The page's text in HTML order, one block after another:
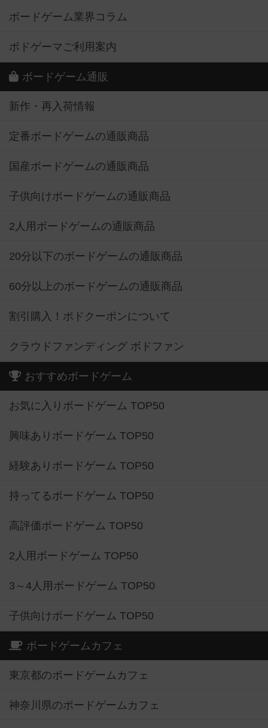
ボードゲーム業界コラム
ボドゲーマご利用案内
ボードゲーム通販
新作・再入荷情報
定番ボードゲームの通販商品
国産ボードゲームの通販商品
子供向けボードゲームの通販商品
2人用ボードゲームの通販商品
20分以下のボードゲームの通販商品
60分以上のボードゲームの通販商品
割引購入！ボドクーポンについて
クラウドファンディング ボドファン
おすすめボードゲーム
お気に入りボードゲーム TOP50
興味ありボードゲーム TOP50
経験ありボードゲーム TOP50
持ってるボードゲーム TOP50
高評価ボードゲーム TOP50
2人用ボードゲーム TOP50
3～4人用ボードゲーム TOP50
子供向けボードゲーム TOP50
ボードゲームカフェ
東京都のボードゲームカフェ
神奈川県のボードゲームカフェ